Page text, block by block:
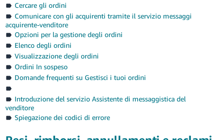
Español
- ES
Cercare gli ordini
Comunicare con gli acquirenti tramite il servizio messaggi
acquirente-venditore
Opzioni per la gestione degli ordini
Elenco degli ordini
Visualizzazione degli ordini
Ordini In sospeso
Domande frequenti su Gestisci i tuoi ordini
Introduzione del servizio Assistente di messaggistica del
venditore
Spiegazione dei codici di errore